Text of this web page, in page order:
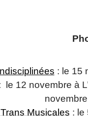
: le 15
le 12 novembre à
Trans Musicales : le